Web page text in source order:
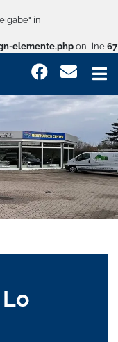
in
elemente.php on line 67